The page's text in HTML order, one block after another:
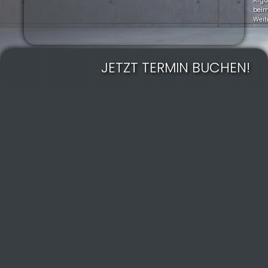
JETZT TERMIN BUCHEN!